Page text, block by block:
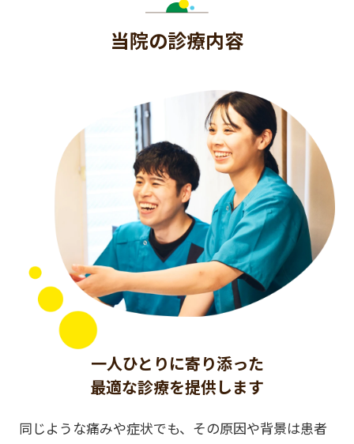
当院の診療内容
一人ひとりに寄り添った
最適な診療を提供します
同じような痛みや症状でも、その原因や背景は患者